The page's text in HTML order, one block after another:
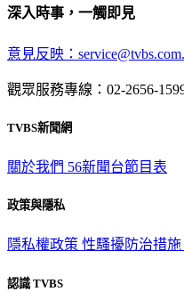
深入時事，一觸即見
意見反映：
觀眾服務專線：02-2656-
TVBS新聞網
關於我們 56新聞台節目表
政策與隱私
隱私權政策 性騷擾防治措施
認識 TVBS